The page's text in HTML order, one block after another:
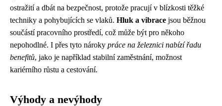
ostražití a dbát na bezpečnost, protože pracují v blízkosti těžké
techniky a pohybujících se vlaků. Hluk a vibrace jsou běžnou
součástí pracovního prostředí, což může být pro někoho
nepohodlné. I přes tyto nároky práce na železnici nabízí řadu
benefitů, jako je například stabilní zaměstnání, možnost
kariérního růstu a cestování.
Výhody a nevýhody